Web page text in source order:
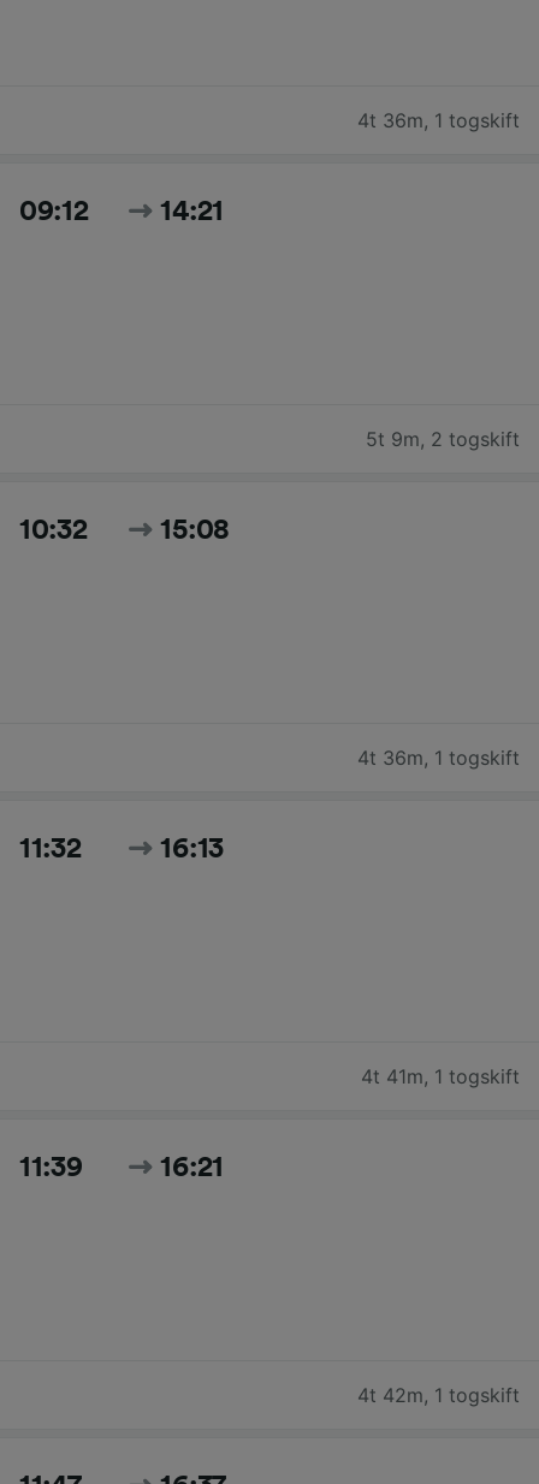
4t 36m, 1 togskift
09:12 14:21
5t 9m, 2 togskift
10:32 15:08
4t 36m, 1 togskift
11:32 16:13
4t 41m, 1 togskift
11:39 16:21
4t 42m, 1 togskift